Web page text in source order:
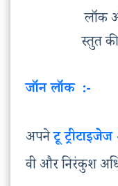
लॉक
स्तुत
जॉन लॉक :-
अपनेटू
वी और निरंकुश